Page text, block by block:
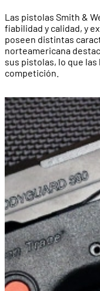
Las pistolas Smith &
fiabilidad y calidad, y
poseen distintas
norteamericana
sus pistolas, lo que
competición.